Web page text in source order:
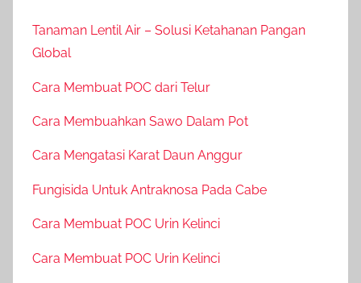
Tanaman Lentil Air – Solusi Ketahanan Pangan
Global
Cara Membuat POC dari Telur
Cara Membuahkan Sawo Dalam Pot
Cara Mengatasi Karat Daun Anggur
Fungisida Untuk Antraknosa Pada Cabe
Cara Membuat POC Urin Kelinci
Cara Membuat POC Urin Kelinci